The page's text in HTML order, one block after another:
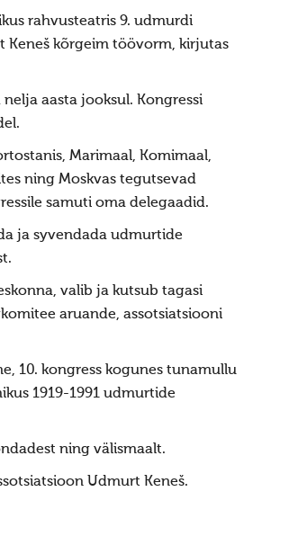
rahvusteatris 9. udmurdi
Keneš kõrgeim töövorm, kirjutas
aasta jooksul. Kongressi
Marimaal, Komimaal,
ning Moskvas tegutsevad
samuti oma delegaadid.
ja syvendada udmurtide
valib ja kutsub tagasi
aruande, assotsiatsiooni
10. kongress kogunes tunamullu
1919-1991 udmurtide
ning välismaalt.
Udmurt Keneš.